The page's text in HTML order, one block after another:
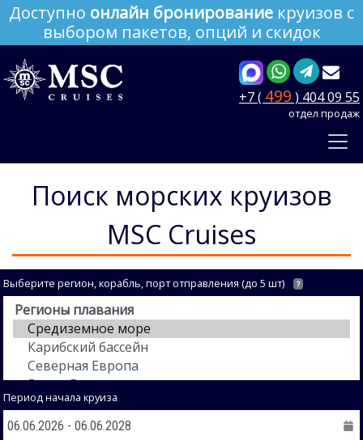
Доступно онлайн бронирование круизов с
выбором пакетов, опций и скидок
+7 ( 499 ) 404 09 55
отдел продаж
Поиск морских круизов
MSC Cruises
Выберите регион, корабль, порт отправления (до 5 шт) ?
Период начала круиза